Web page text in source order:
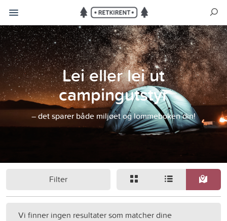
Lei eller lei ut
campingutstyr
– det sparer både miljøet og lommeboken din!
Filter
Vi finner ingen resultater som matcher dine